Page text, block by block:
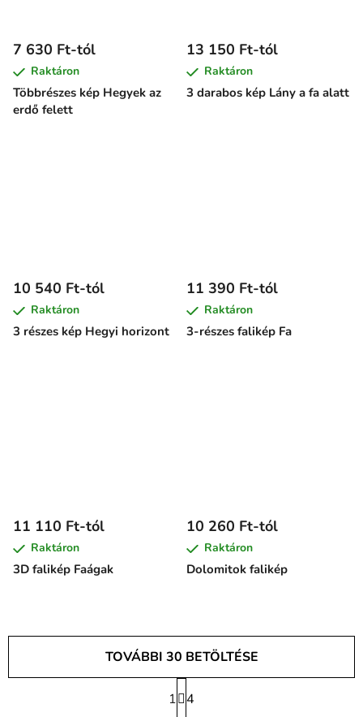
Többrészes kép Hegyek az
erdő felett
7 630 Ft-tól
Raktáron
3 darabos kép Lány a fa alatt
13 150 Ft-tól
Raktáron
3 részes kép Hegyi horizont
10 540 Ft-tól
Raktáron
3-részes falikép Fa
11 390 Ft-tól
Raktáron
3D falikép Faágak
11 110 Ft-tól
Raktáron
Dolomitok falikép
10 260 Ft-tól
Raktáron
TOVÁBBI 30 BETÖLTÉSE
L
a
1 4